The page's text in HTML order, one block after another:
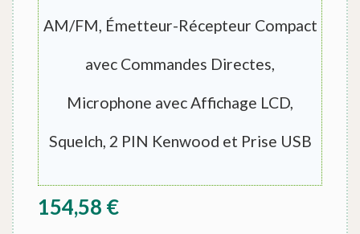
AM/FM, Émetteur-Récepteur Compact
avec Commandes Directes,
Microphone avec Affichage LCD,
Squelch, 2 PIN Kenwood et Prise USB
154,58 €